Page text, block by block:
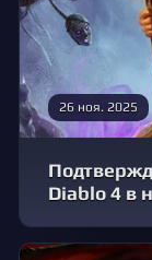
26 ноя. 2025
Diablo 4 в